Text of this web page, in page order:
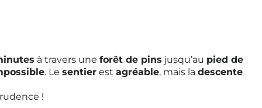
à travers une forêt de pins jusqu’au pied de
. Le sentier est agréable, mais la descente
!